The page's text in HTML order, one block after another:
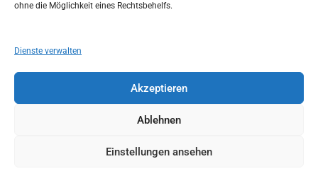
ohne die Möglichkeit eines Rechtsbehelfs.
Dienste verwalten
Akzeptieren
Ablehnen
Einstellungen ansehen
18 19
25 26 27 28 29 30
« Aug. Okt. »
Copyright © 2026Idemo u Svijet-Njemacka!